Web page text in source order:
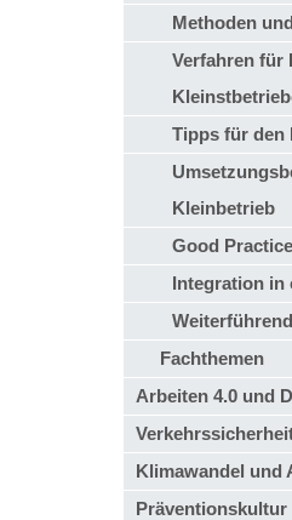
Methoden
Verfahren für
Tipps für den
Kleinbetrieb
Good
Integration in
Fachthemen
Arbeiten 4.0 und
Klimawandel und
Präventionskultur